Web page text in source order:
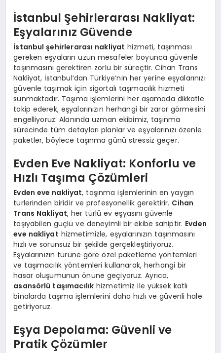
İstanbul Şehirlerarası Nakliyat:
Eşyalarınız Güvende
İstanbul şehirlerarası nakliyat hizmeti, taşınması
gereken eşyaların uzun mesafeler boyunca güvenle
taşınmasını gerektiren zorlu bir süreçtir. Cihan Trans
Nakliyat, İstanbul’dan Türkiye’nin her yerine eşyalarınızı
güvenle taşımak için sigortalı taşımacılık hizmeti
sunmaktadır. Taşıma işlemlerini her aşamada dikkatle
takip ederek, eşyalarınızın herhangi bir zarar görmesini
engelliyoruz. Alanında uzman ekibimiz, taşınma
sürecinde tüm detayları planlar ve eşyalarınızı özenle
paketler, böylece taşınma günü stressiz geçer.
Evden Eve Nakliyat: Konforlu ve
Hızlı Taşıma Çözümleri
Evden eve nakliyat, taşınma işlemlerinin en yaygın
türlerinden biridir ve profesyonellik gerektirir. Cihan
Trans Nakliyat, her türlü ev eşyasını güvenle
taşıyabilen güçlü ve deneyimli bir ekibe sahiptir. Evden
eve nakliyat hizmetimizle, eşyalarınızın taşınmasını
hızlı ve sorunsuz bir şekilde gerçekleştiriyoruz.
Eşyalarınızın türüne göre özel paketleme yöntemleri
ve taşımacılık yöntemleri kullanarak, herhangi bir
hasar oluşumunun önüne geçiyoruz. Ayrıca,
asansörlü taşımacılık hizmetimiz ile yüksek katlı
binalarda taşıma işlemlerini daha hızlı ve güvenli hale
getiriyoruz.
Eşya Depolama: Güvenli ve
Pratik Çözümler